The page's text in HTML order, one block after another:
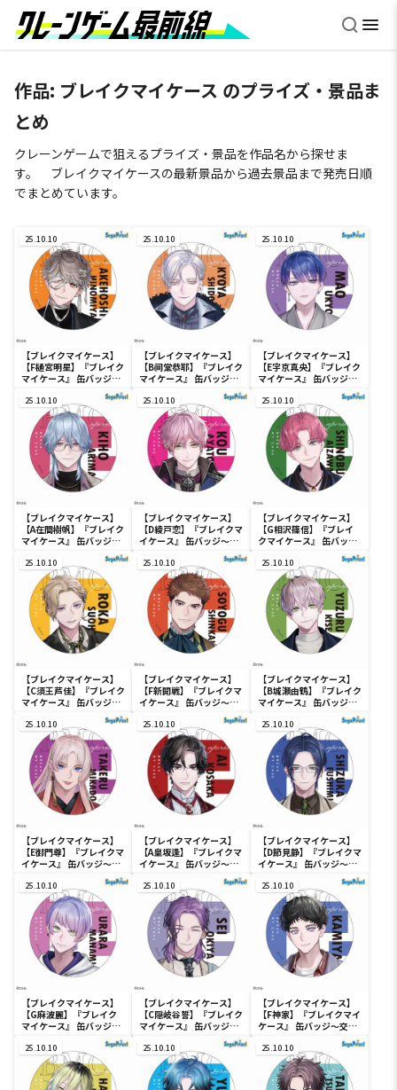
作品: ブレイクマイケース のプライズ・景品ま
とめ
クレーンゲームで狙えるプライズ・景品を作品名から探せま
す。 ブレイクマイケースの最新景品から過去景品まで発売日順
でまとめています。
25.10.10
【ブレイクマイケース】
【F樋宮明星】『ブレイク
マイケース』 缶バッジ～
Vol.2（EX）
25.10.10
【ブレイクマイケース】
【B祠堂恭耶】『ブレイク
マイケース』 缶バッジ～
Vol.2（EX）
25.10.10
【ブレイクマイケース】
【E宇京真央】『ブレイク
マイケース』 缶バッジ～
Vol.2（EX）
25.10.10
【ブレイクマイケース】
【A在間樹帆】『ブレイク
マイケース』 缶バッジ～
Vol.2（EX）
25.10.10
【ブレイクマイケース】
【D綾戸恋】『ブレイクマ
イケース』 缶バッジ～本
部＆交際部～Vol.2（EX）
25.10.10
【ブレイクマイケース】
【G相沢篠信】『ブレイ
クマイケース』 缶バッジ
Vol.2（EX）
25.10.10
【ブレイクマイケース】
【C須王芦佳】『ブレイク
マイケース』 缶バッジ～
Vol.2（EX）
25.10.10
【ブレイクマイケース】
【F新開戦】『ブレイクマ
イケース』 缶バッジ～管
Vol.2（EX）
25.10.10
【ブレイクマイケース】
【B城瀬由鶴】『ブレイク
マイケース』 缶バッジ～
Vol.2（EX）
25.10.10
【ブレイクマイケース】
【E御門尊】『ブレイクマ
イケース』 缶バッジ～管
Vol.2（EX）
25.10.10
【ブレイクマイケース】
【A皇坂逢】『ブレイクマ
イケース』 缶バッジ～本
部＆交際部～Vol.2（EX）
25.10.10
【ブレイクマイケース】
【D節見静】『ブレイクマ
イケース』 缶バッジ～管
Vol.2（EX）
25.10.10
【ブレイクマイケース】
【G麻波麗】『ブレイク
マイケース』 缶バッジ～
Vol.2（EX）
25.10.10
【ブレイクマイケース】
【C隠岐谷誓】『ブレイク
マイケース』 缶バッジ～
Vol.2（EX）
25.10.10
【ブレイクマイケース】
【F神家】『ブレイクマイ
ケース』 缶バッジ～交渉
部＆特務部～Vol.2（EX）
25.10.10 25.10.10 25.10.10